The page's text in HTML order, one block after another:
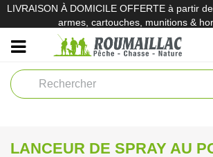
LIVRAISON À DOMICILE OFFERTE à partir
armes, cartouches, munitions &
LANCEUR DE SPRAY AU